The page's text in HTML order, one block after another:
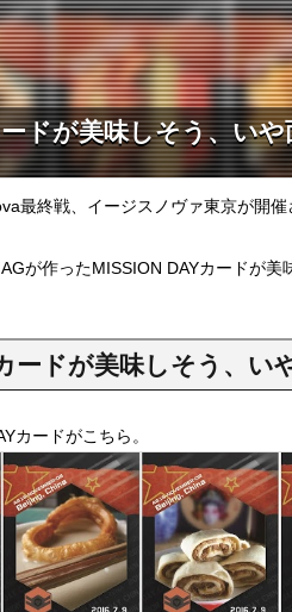
ドが美味しそう、いや
最終戦、イージスノヴァ東京が開
が作ったMISSION DAYカードが
ードが美味しそう、い
カードがこちら。